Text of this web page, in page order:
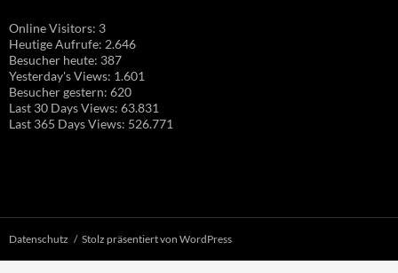
Online Visitors: 3
Heutige Aufrufe: 2.646
Besucher heute: 387
Yesterday's Views: 1.601
Besucher gestern: 620
Last 30 Days Views: 63.831
Last 365 Days Views: 526.771
Datenschutz Stolz präsentiert von WordPress